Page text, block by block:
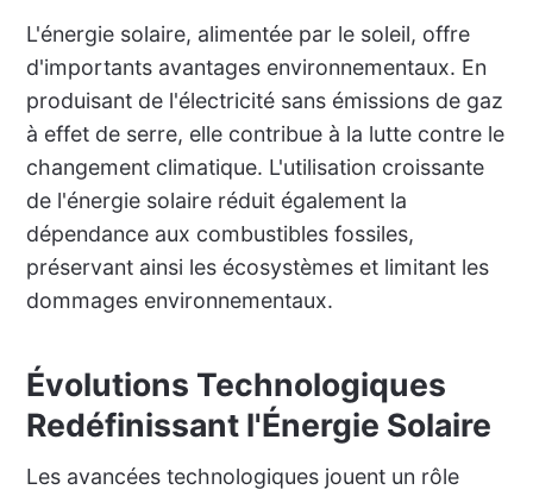
L'énergie solaire, alimentée par le soleil, offre
d'importants avantages environnementaux. En
produisant de l'électricité sans émissions de gaz
à effet de serre, elle contribue à la lutte contre le
changement climatique. L'utilisation croissante
de l'énergie solaire réduit également la
dépendance aux combustibles fossiles,
préservant ainsi les écosystèmes et limitant les
dommages environnementaux.
Évolutions Technologiques
Redéfinissant l'Énergie Solaire
Les avancées technologiques jouent un rôle